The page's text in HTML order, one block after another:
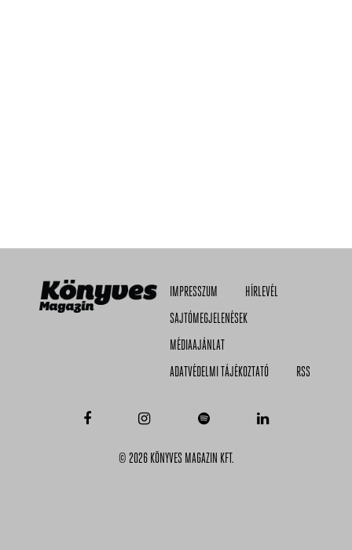
IMPRESSZUM
HÍRLEVÉL
SAJTÓMEGJELENÉSEK
MÉDIAAJÁNLAT
ADATVÉDELMI TÁJÉKOZTATÓ
RSS
© 2026 KÖNYVES MAGAZIN KFT.